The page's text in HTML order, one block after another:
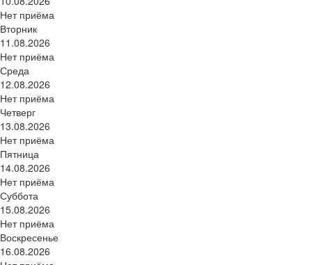
Нет приёма
Вторник
11.08.2026
Нет приёма
Среда
12.08.2026
Нет приёма
Четверг
13.08.2026
Нет приёма
Пятница
14.08.2026
Нет приёма
Суббота
15.08.2026
Нет приёма
Воскресенье
16.08.2026